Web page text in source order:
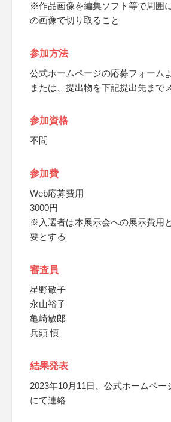
※作品画像を編集ソフト等で周囲
の画像で切り取ること
参加方法
公式ホームページの応募フォーム
または、提出物を下記提出先まで
参加資格
不問
参加費
Web応募費用
3000円
※入選者は本展示会への展示費用
要とする
審査員
星野敬子
永山裕子
亀崎敏郎
兵頭 慎
結果発表
2023年10月11日、公式ホームペー
にて連絡